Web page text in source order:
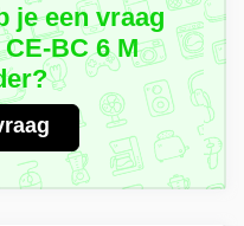
je een vraag
BC 6 M